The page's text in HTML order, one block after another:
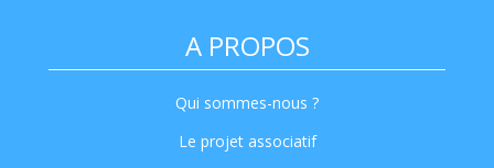
A PROPOS
Qui sommes-nous ?
Le projet associatif